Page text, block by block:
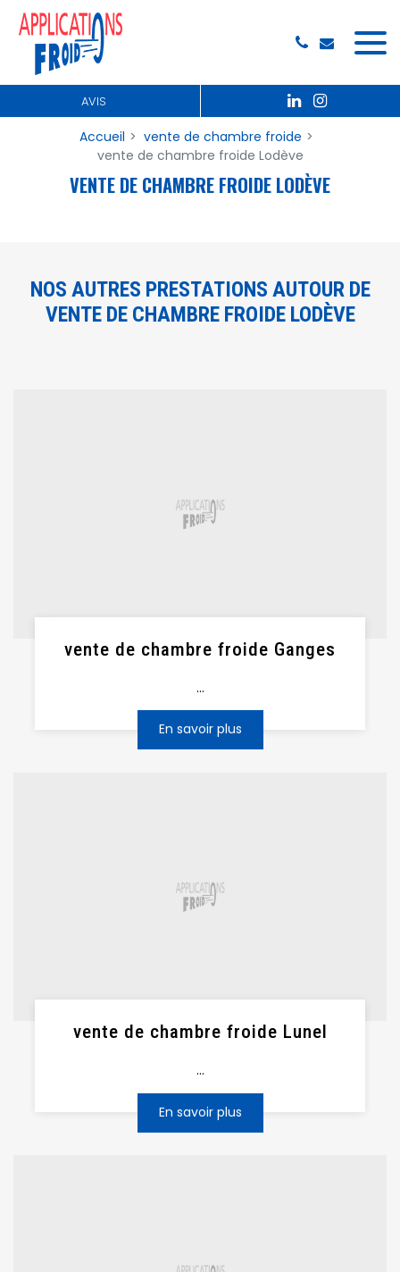
AVIS
Accueil
vente de chambre froide
vente de chambre froide Lodève
VENTE DE CHAMBRE FROIDE LODÈVE
NOS AUTRES PRESTATIONS AUTOUR DE
VENTE DE CHAMBRE FROIDE LODÈVE
vente de chambre froide Ganges
...
En savoir plus
vente de chambre froide Lunel
...
En savoir plus
Panneau de gestion des cookies